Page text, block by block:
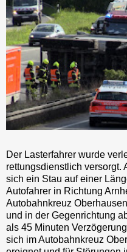
Der Lasterfahrer wurde
rettungsdienstlich versorgt.
sich ein Stau auf einer
Autofahrer in Richtung
Autobahnkreuz
und in der Gegenrichtung
als 45 Minuten
sich im Autobahnkreuz